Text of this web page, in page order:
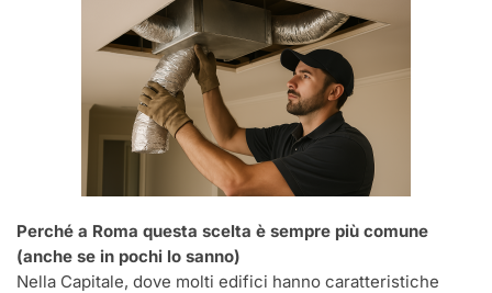
Perché a Roma questa scelta è sempre più comune
(anche se in pochi lo sanno)
Nella Capitale, dove molti edifici hanno caratteristiche